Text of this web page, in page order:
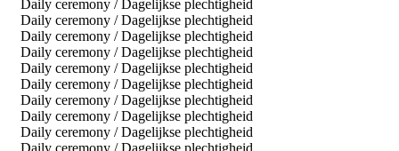
Daily ceremony / Dagelijkse plechtigheid
Daily ceremony / Dagelijkse plechtigheid
Daily ceremony / Dagelijkse plechtigheid
Daily ceremony / Dagelijkse plechtigheid
Daily ceremony / Dagelijkse plechtigheid
Daily ceremony / Dagelijkse plechtigheid
Daily ceremony / Dagelijkse plechtigheid
Daily ceremony / Dagelijkse plechtigheid
Daily ceremony / Dagelijkse plechtigheid
Daily ceremony / Dagelijkse plechtigheid